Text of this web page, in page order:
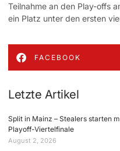
Teilnahme an den Play-offs
ein Platz unter den ersten
FACEBOOK
Letzte Artikel
Split in Mainz – Stealers starten
Playoff-Viertelfinale
August 2, 2026